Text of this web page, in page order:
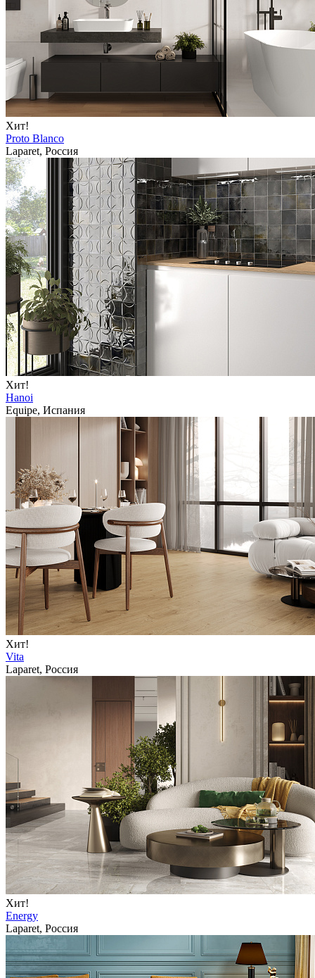
Хит!
Proto Blanco
Laparet, Россия
Хит!
Hanoi
Equipe, Испания
Хит!
Vita
Laparet, Россия
Хит!
Energy
Laparet, Россия